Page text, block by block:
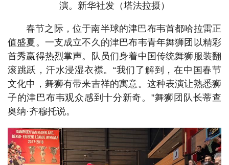
演。新华社发（塔法拉摄）
春节之际，位于南半球的津巴布韦首都哈拉雷正
值盛夏。一支成立不久的津巴布韦青年舞狮团以精彩
首秀赢得热烈掌声。队员们身着中国传统舞狮服装翻
滚跳跃，汗水浸湿衣襟。“我们了解到，在中国春节
文化中，舞狮有带来吉祥的寓意。这种表演让熟悉狮
子的津巴布韦观众感到十分新奇。”舞狮团队长蒂查
奥纳·齐穆托说。